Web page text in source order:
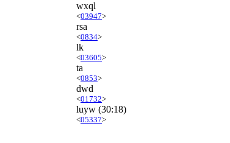
wxql
<03947>
rsa
<0834>
lk
<03605>
ta
<0853>
dwd
<01732>
luyw (30:18)
<05337>